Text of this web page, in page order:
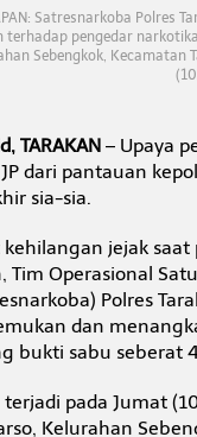
S
e
i
k
D
i
u
a
P
e
n
e
d
Satresnarkoba Polres
terhadap pengedar
Sebengkok, Kecamatan
TARAKAN – Upaya
dari pantauan
sia-sia.
jejak saat
Operasional
Polres
dan
bukti sabu seberat
terjadi pada Jumat
Kelurahan